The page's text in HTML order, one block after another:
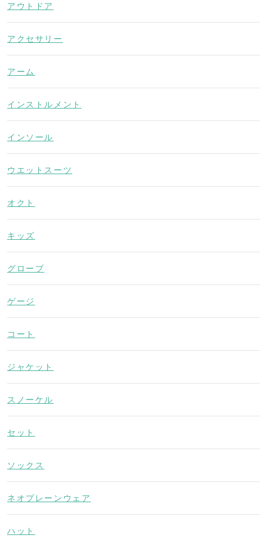
アウトドア
アクセサリー
アーム
インストルメント
インソール
ウエットスーツ
オクト
キッズ
グローブ
ゲージ
コート
ジャケット
スノーケル
セット
ソックス
ネオプレーンウェア
ハット